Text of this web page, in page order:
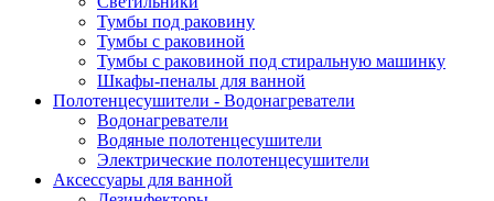
Тумбы под раковину
Тумбы с раковиной
Тумбы с раковиной под стиральную машинку
Шкафы-пеналы для ванной
Полотенцесушители - Водонагреватели
Водонагреватели
Водяные полотенцесушители
Электрические полотенцесушители
Аксессуары для ванной